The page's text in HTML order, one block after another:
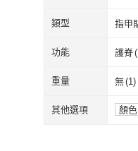
類型 指甲
指
功能 護脊(
護
重量 無(1)
無
其他選項 顏色